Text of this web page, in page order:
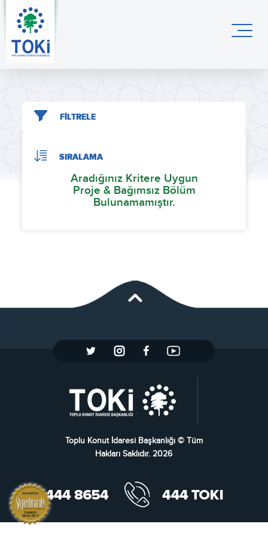
FİLTRELE
SIRALAMA
Aradığınız Kritere Uygun
Proje & Bağımsız Bölüm
Bulunamamıştır.
Toplu Konut İdaresi Başkanlığı © Tüm
Hakları Saklıdır. 2026